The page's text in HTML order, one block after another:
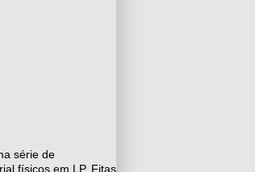
série de
físicos em LP, Fitas